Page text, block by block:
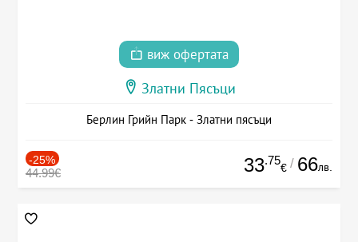
виж офертата
Златни Пясъци
Берлин Грийн Парк - Златни пясъци
-25%
44.99€ 33.75
€ / 66лв.